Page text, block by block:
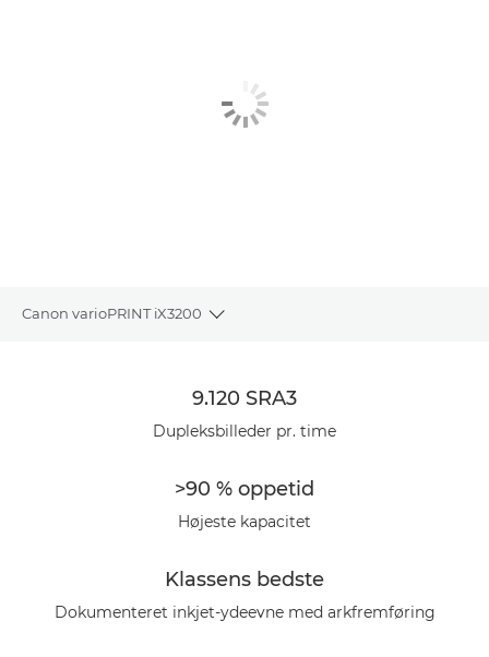
Canon varioPRINT iX3200
Toggle breadcrumbs
9.120 SRA3
Dupleksbilleder pr. time
>90 % oppetid
Højeste kapacitet
Klassens bedste
Dokumenteret inkjet-ydeevne med arkfremføring